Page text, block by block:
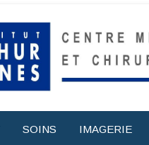
SOINS IMAGERIE